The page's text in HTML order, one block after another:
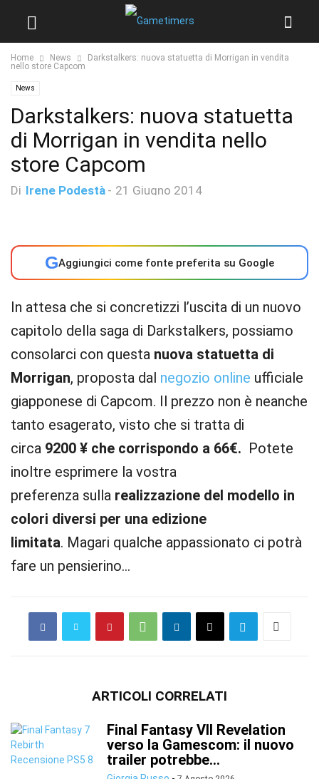
Home News
Darkstalkers: nuova statuetta di Morrigan in vendita
nello store Capcom
News
Darkstalkers: nuova statuetta
di Morrigan in vendita nello
store Capcom
Di Irene Podestà - 21 Giugno 2014
GAggiungici come fonte preferita su Google
In attesa che si concretizzi l’uscita di un nuovo
capitolo della saga di Darkstalkers, possiamo
consolarci con questa nuova statuetta di
Morrigan, proposta dal negozio online ufficiale
giapponese di Capcom. Il prezzo non è neanche
tanto esagerato, visto che si tratta di
circa 9200 ¥ che corrispondo a 66€. Potete
inoltre esprimere la vostra
preferenza sulla realizzazione del modello in
colori diversi per una edizione
limitata. Magari qualche appassionato ci potrà
fare un pensierino…
ARTICOLI CORRELATI
Final Fantasy VII Revelation
verso la Gamescom: il nuovo
trailer potrebbe...